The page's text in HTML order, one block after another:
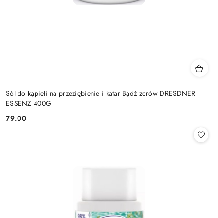
Sól do kąpieli na przeziębienie i katar Bądź zdrów DRESDNER
ESSENZ 400G
Cena:
79.00